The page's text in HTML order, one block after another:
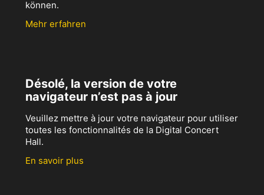
können.
Mehr erfahren
Désolé, la version de votre
navigateur n’est pas à jour
Veuillez mettre à jour votre navigateur pour utiliser
toutes les fonctionnalités de la Digital Concert
Hall.
En savoir plus